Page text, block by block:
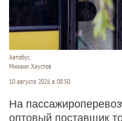
Автобус.
Михаил Хаустов
10 августа 2026 в 08:50
На
оптовый поставщик